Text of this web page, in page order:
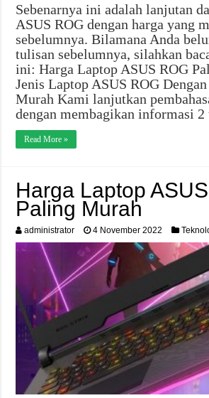
Sebenarnya ini adalah lanjutan
ASUS ROG dengan harga yang
sebelumnya. Bilamana Anda
tulisan sebelumnya, silahkan
ini: Harga Laptop ASUS ROG
Jenis Laptop ASUS ROG
Murah Kami lanjutkan
dengan membagikan informasi
Read More »
Harga Laptop
Paling Murah
administrator 4 November 2022